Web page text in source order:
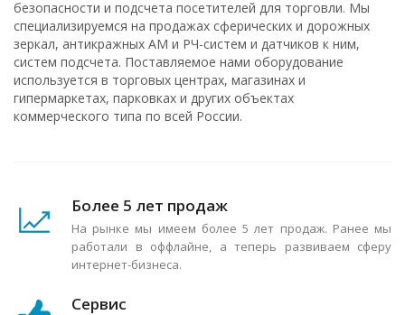
безопасности и подсчета посетителей для торговли. Мы
специализируемся на продажах сферических и дорожных
зеркал, антикражных АМ и РЧ-систем и датчиков к ним,
систем подсчета. Поставляемое нами оборудование
используется в торговых центрах, магазинах и
гипермаркетах, парковках и других объектах
коммерческого типа по всей России.
Более 5 лет продаж
На рынке мы имеем более 5 лет продаж. Ранее мы
работали в оффлайне, а теперь развиваем сферу
интернет-бизнеса.
Сервис